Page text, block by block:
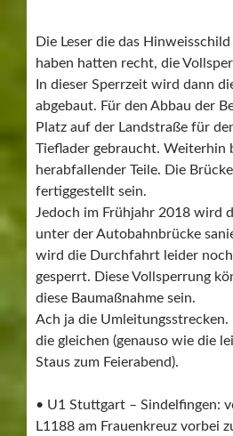
Die Leser die das
haben hatten recht, die
In dieser Sperrzeit wird dann
abgebaut. Für den Abbau der
Platz auf der Landstraße für
Tieflader gebraucht. Weiterhin
herabfallender Teile. Die
fertiggestellt sein.
Jedoch im Frühjahr 2018 wird
unter der Autobahnbrücke
wird die Durchfahrt leider
gesperrt. Diese Vollsperrung
diese Baumaßnahme sein.
Ach ja die
die gleichen (genauso wie die
Staus zum Feierabend).
• U1 Stuttgart – Sindelfingen:
L1188 am Frauenkreuz vorbei